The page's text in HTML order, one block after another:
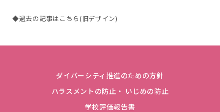
◆過去の記事はこちら(旧デザイン)
ダイバーシティ推進のための方針
ハラスメントの防止・ いじめの防止
学校評価報告書